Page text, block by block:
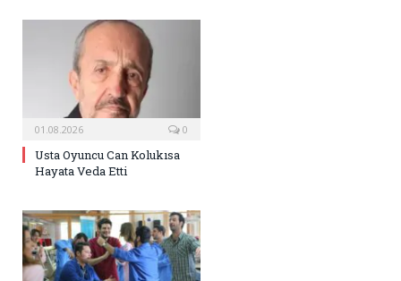
01.08.2026 0
Usta Oyuncu Can Kolukısa
Hayata Veda Etti